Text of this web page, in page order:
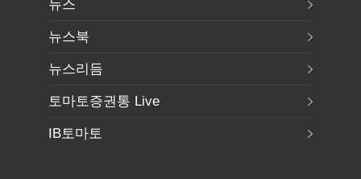
뉴스
뉴스북
뉴스리듬
토마토증권통 Live
IB토마토